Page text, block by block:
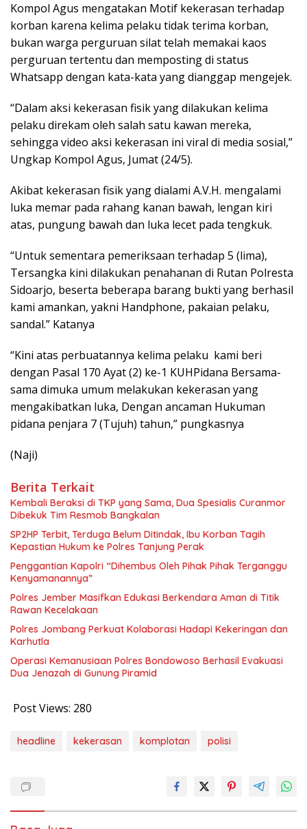
Kompol Agus mengatakan Motif kekerasan terhadap
korban karena kelima pelaku tidak terima korban,
bukan warga perguruan silat telah memakai kaos
perguruan tertentu dan memposting di status
Whatsapp dengan kata-kata yang dianggap mengejek.
“Dalam aksi kekerasan fisik yang dilakukan kelima
pelaku direkam oleh salah satu kawan mereka,
sehingga video aksi kekerasan ini viral di media sosial,”
Ungkap Kompol Agus, Jumat (24/5).
Akibat kekerasan fisik yang dialami A.V.H. mengalami
luka memar pada rahang kanan bawah, lengan kiri
atas, pungung bawah dan luka lecet pada tengkuk.
“Untuk sementara pemeriksaan terhadap 5 (lima),
Tersangka kini dilakukan penahanan di Rutan Polresta
Sidoarjo, beserta beberapa barang bukti yang berhasil
kami amankan, yakni Handphone, pakaian pelaku,
sandal.” Katanya
“Kini atas perbuatannya kelima pelaku kami beri
dengan Pasal 170 Ayat (2) ke-1 KUHPidana Bersama-
sama dimuka umum melakukan kekerasan yang
mengakibatkan luka, Dengan ancaman Hukuman
pidana penjara 7 (Tujuh) tahun,” pungkasnya
(Naji)
Berita Terkait
Kembali Beraksi di TKP yang Sama, Dua Spesialis Curanmor
Dibekuk Tim Resmob Bangkalan
SP2HP Terbit, Terduga Belum Ditindak, Ibu Korban Tagih
Kepastian Hukum ke Polres Tanjung Perak
Penggantian Kapolri “Dihembus Oleh Pihak Pihak Terganggu
Kenyamanannya”
Polres Jember Masifkan Edukasi Berkendara Aman di Titik
Rawan Kecelakaan
Polres Jombang Perkuat Kolaborasi Hadapi Kekeringan dan
Karhutla
Operasi Kemanusiaan Polres Bondowoso Berhasil Evakuasi
Dua Jenazah di Gunung Piramid
Post Views: 280
headline kekerasan komplotan polisi